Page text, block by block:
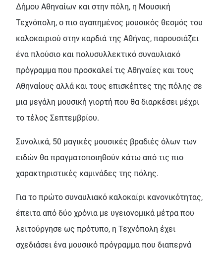
Δήμου Αθηναίων και στην πόλη, η Μουσική
Τεχνόπολη, ο πιο αγαπημένος μουσικός θεσμός του
καλοκαιριού στην καρδιά της Αθήνας, παρουσιάζει
ένα πλούσιο και πολυσυλλεκτικό συναυλιακό
πρόγραμμα που προσκαλεί τις Αθηναίες και τους
Αθηναίους αλλά και τους επισκέπτες της πόλης σε
μια μεγάλη μουσική γιορτή που θα διαρκέσει μέχρι
το τέλος Σεπτεμβρίου.
Συνολικά, 50 μαγικές μουσικές βραδιές όλων των
ειδών θα πραγματοποιηθούν κάτω από τις πιο
χαρακτηριστικές καμινάδες της πόλης.
Για το πρώτο συναυλιακό καλοκαίρι κανονικότητας,
έπειτα από δύο χρόνια με υγειονομικά μέτρα που
λειτούργησε ως πρότυπο, η Τεχνόπολη έχει
σχεδιάσει ένα μουσικό πρόγραμμα που διαπερνά